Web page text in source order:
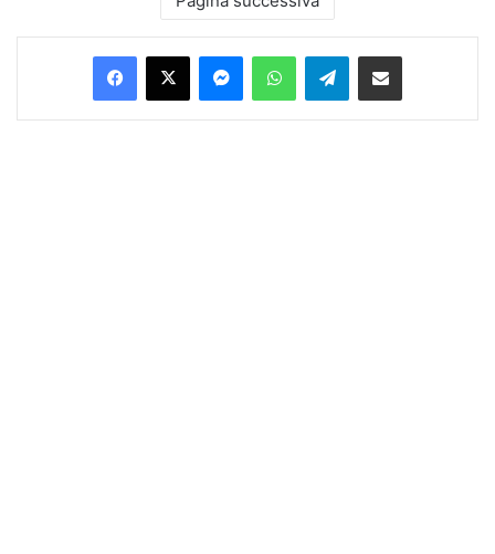
Facebook
X MessengerWhatsAppTelegramCondividi via Email